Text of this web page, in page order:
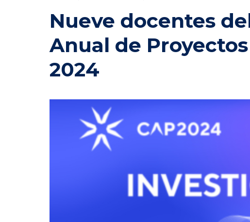
Nueve docentes
Anual de
2024